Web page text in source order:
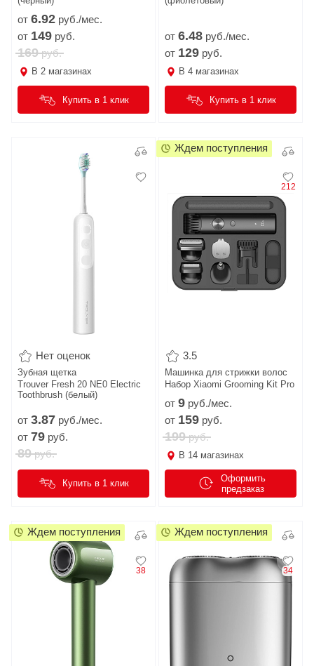
от 6.92 руб./мес.
от 149 руб.
169руб.
В 2 магазинах
Купить в 1 клик
от 6.48 руб./мес.
от 129 руб.
В 4 магазинах
Купить в 1 клик
Нет оценок
Зубная щетка
Trouver Fresh 20 NE0 Electric
Toothbrush (белый)
от 3.87 руб./мес.
от 79 руб.
89руб.
Купить в 1 клик
212
3.5
Машинка для стрижки волос
Набор Xiaomi Grooming Kit Pro
от 9 руб./мес.
от 159 руб.
199руб.
В 14 магазинах
Оформить
предзаказ
Ждем поступления
38
Ждем поступления
34
Ждем поступления